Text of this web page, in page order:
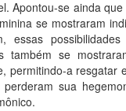
Apontou-se ainda
se mostraram
essas
também se
permitindo-a resgatar
sua